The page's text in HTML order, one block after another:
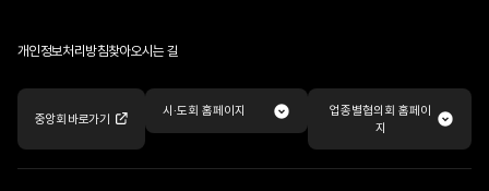
개인정보처리방침찾아오시는 길
중앙회 바로가기
시·도회 홈페이지
업종별협의회 홈페이
지